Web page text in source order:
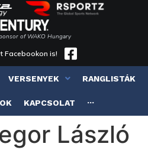
of WAKO Hungary
Facebookon is!
VERSENYEK RANGLISTÁK
KAPCSOLAT ···
László